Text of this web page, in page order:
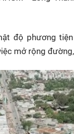
độ phương
mở rộng